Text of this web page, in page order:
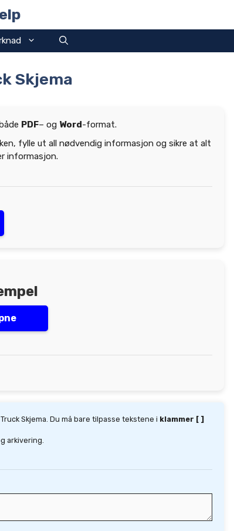
Skjema
PDF– og Word-format.
fylle ut all nødvendig informasjon og sikre at alt
informasjon.
Skjema. Du må bare tilpasse tekstene i klammer [ ]
arkivering.